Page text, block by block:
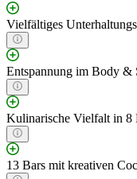
Vielfältiges
Entspannung im Body &
Kulinarische Vielfalt in 8
13 Bars mit kreativen